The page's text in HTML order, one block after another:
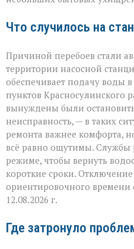
Что случилось на
Причиной перебоев стали
территории насосной
обеспечивает подачу воды
пунктов Красносулинского
вынуждены были
неисправность, — в таких
ремонта важнее комфорта,
всё равно ощутимы. Службы
режиме, чтобы вернуть
короткие сроки. Отключение
ориентировочного времени
12.08.2026 г.
Где затронуло